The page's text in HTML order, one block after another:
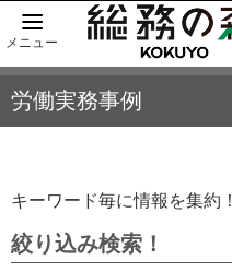
メニュー
労働実務事例
キーワード毎に情報を集約！
絞り込み検索！